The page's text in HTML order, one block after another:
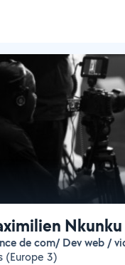
Nkunku
de com/ Dev web /
(Europe 3)